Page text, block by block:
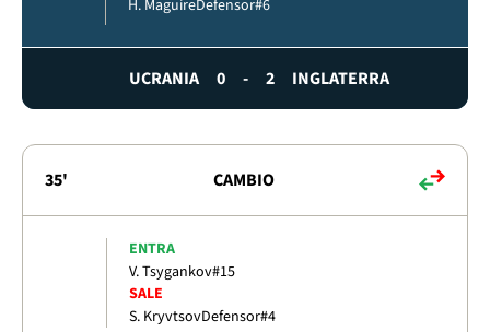
H. MaguireDefensor#6
UCRANIA 0 - 2 INGLATERRA
35' CAMBIO
ENTRA
V. Tsygankov#15
SALE
S. KryvtsovDefensor#4